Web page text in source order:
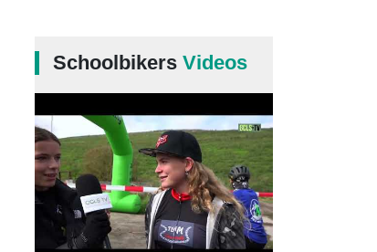
Schoolbikers Videos